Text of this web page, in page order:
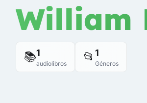
William
📚1
audiolibros 📂 1
Géneros